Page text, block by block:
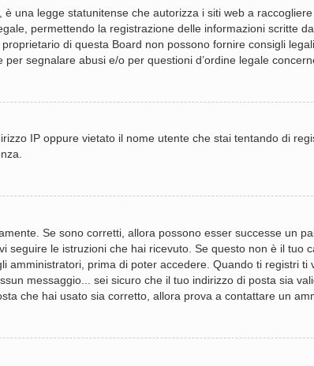
una legge statunitense che autorizza i siti web a
permettendo la registrazione delle informazioni scritte
di questa Board non possono fornire consigli
segnalare abusi e/o per questioni d’ordine legale
IP oppure vietato il nome utente che stai tentando di
Se sono corretti, allora possono esser successe un
seguire le istruzioni che hai ricevuto. Se questo non è il tuo
amministratori, prima di poter accedere. Quando ti registri
messaggio... sei sicuro che il tuo indirizzo di posta sia
che hai usato sia corretto, allora prova a contattare un